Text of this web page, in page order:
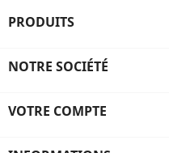
PRODUITS
NOTRE SOCIÉTÉ
VOTRE COMPTE